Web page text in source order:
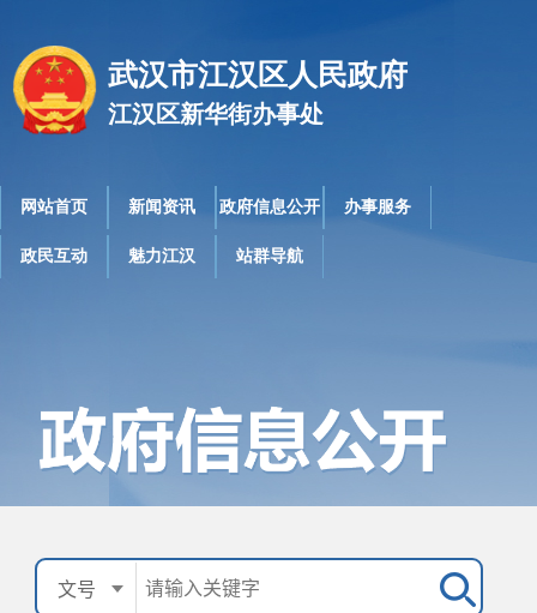
武汉市江汉区人民政府
江汉区新华街办事处
网站首页 新闻资讯 政府信息公开 办事服务
政民互动 魅力江汉 站群导航